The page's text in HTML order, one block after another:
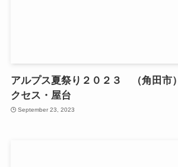
アルプス夏祭り２０２３ （角田市
クセス・屋台
September 23, 2023